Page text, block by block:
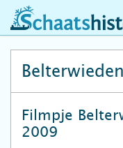
Filmpje
2009